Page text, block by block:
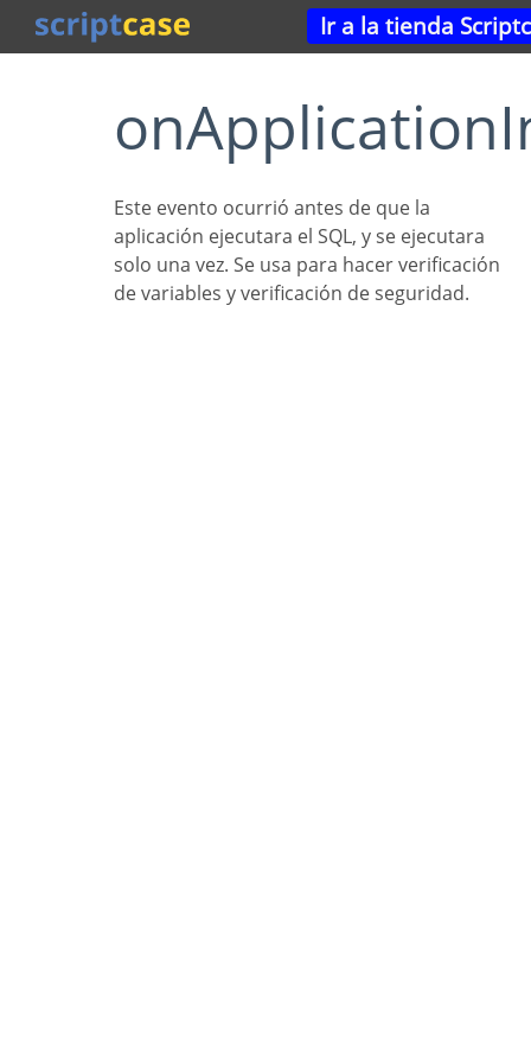
Ir a la tienda
Este evento ocurrió antes de que la
aplicación ejecutara el SQL, y se ejecutara
solo una vez. Se usa para hacer verificación
de variables y verificación de seguridad.